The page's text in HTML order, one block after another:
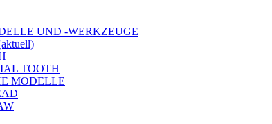
UND -WERKZEUGE
TOOTH
MODELLE